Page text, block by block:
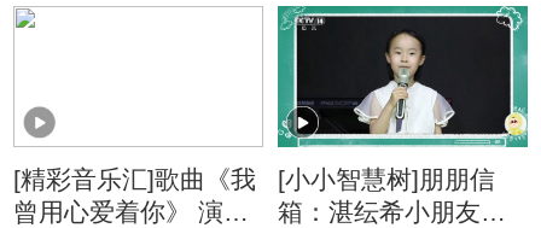
[精彩音乐汇]歌曲《我
曾用心爱着你》 演
[小小智慧树]朋朋信
箱：湛纭希小朋友的